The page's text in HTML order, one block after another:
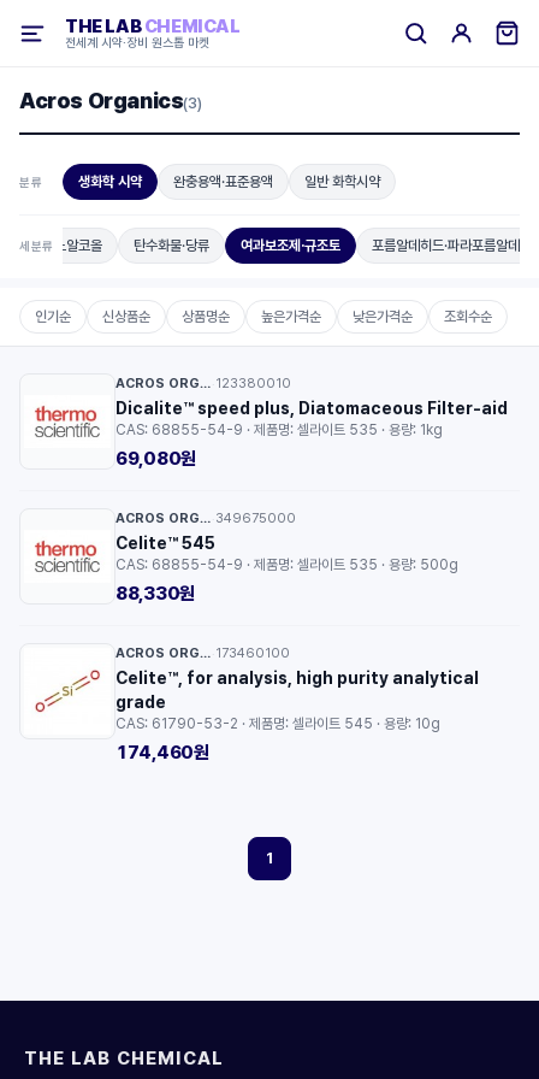
THE LABCHEMICAL
전세계 시약·장비 원스톱 마켓
Acros Organics(3)
분류 생화학 시약 완충용액·표준용액 일반 화학시약
세분류
아미노알코올 탄수화물·당류 여과보조제·규조토 포름알데히드·파라포름알데히
인기순 신상품순 상품명순 높은가격순 낮은가격순 조회수순
ACROS ORGANICS™ 123380010
Dicalite™ speed plus, Diatomaceous Filter-aid
CAS: 68855-54-9 · 제품명: 셀라이트 535 · 용량: 1kg
69,080원
ACROS ORGANICS™ 349675000
Celite™ 545
CAS: 68855-54-9 · 제품명: 셀라이트 535 · 용량: 500g
88,330원
ACROS ORGANICS™ 173460100
Celite™, for analysis, high purity analytical
grade
CAS: 61790-53-2 · 제품명: 셀라이트 545 · 용량: 10g
174,460원
1
THE LAB CHEMICAL